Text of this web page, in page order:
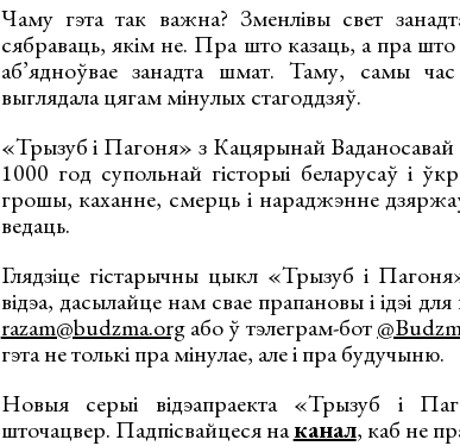
Чаму гэта так важна? Зменлівы свет
сябраваць, якім не. Пра што казаць, а пра
аб’ядноўвае занадта шмат. Таму, самы
выглядала цягам мінулых стагоддзяў.
«Трызуб і Пагоня» з Кацярынай
1000 год супольнай гісторыі беларусаў і
грошы, каханне, смерць і нараджэнне
ведаць.
Глядзіце гістарычны цыкл «Трызуб і
відэа, дасылайце нам свае прапановы і ідэі
razam@budzma.orgабо ў тэлеграм-бот
гэта не толькі пра мінулае, але і пра будучыню.
Новыя серыі відэапраекта «Трызуб і
шточацвер. Падпісвайцеся наканал, каб не